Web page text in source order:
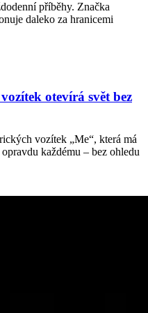
příběhy. Značka
daleko za hranicemi
otevírá svět bez
vozítek „Me“, která má
každému – bez ohledu